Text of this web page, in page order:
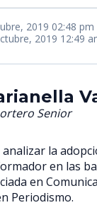
2019 02:48
2019 12:49
Senior
analizar la
en las
en
Periodismo.